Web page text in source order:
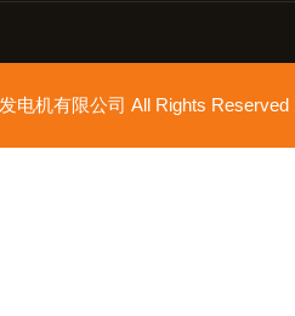
电机有限公司 All Rights